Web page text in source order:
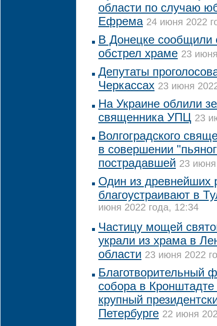
области по случаю
Ефрема 24 июня 2022
В Донецке
обстрел храме 23
Депутаты
Черкассах 23 июня
На Украине облили
священника УПЦ 23
Волгоградского
в совершении
пострадавшей 23
Один из древнейших
благоустраивают в
июня 2022 года, 12:34
Частицу мощей
украли из храма в
области 23 июня 2022
Благотворительный
собора в
крупный
Петербурге 22 июня